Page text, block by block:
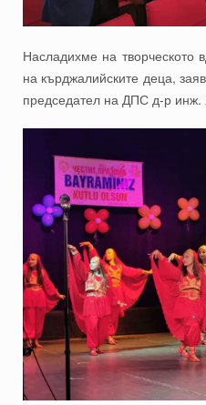
Насладихме на творческото
на кърджалийските деца,
председател на ДПС д-р инж.